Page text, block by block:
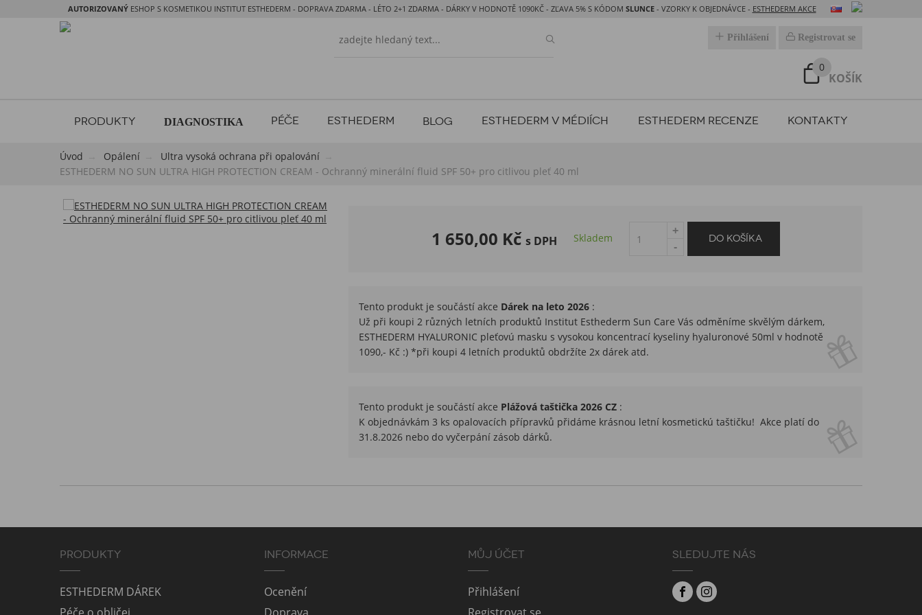
AUTORIZOVANÝESHOP S KOSMETIKOU INSTITUT ESTHEDERM - DOPRAVA ZDARMA - LÉTO 2+1 ZDARMA - DÁRKY V HODNOTĚ 1090KČ - ZĽAVA 5% S KÓDOM SLUNCE- VZORKY K OBJEDNÁVCE - ESTHEDERM AKCE
Přihlášení Registrovat se
0
KOŠÍK
PRODUKTY DIAGNOSTIKA PÉČE ESTHEDERM BLOG ESTHEDERM V MÉDIÍCH ESTHEDERM RECENZE KONTAKTY
Úvod Opálení
Ultra vysoká ochrana při opalování
ESTHEDERM NO SUN ULTRA HIGH PROTECTION CREAM - Ochranný minerální fluid SPF 50+ pro citlivou pleť 40 ml
1 650,00 Kč s DPH Skladem
Tento produkt je součástí akce Dárek na leto 2026 :
Už při koupi 2 různých letních produktů Institut Esthederm Sun Care Vás odměníme skvělým dárkem,
ESTHEDERM HYALURONIC pleťovú masku s vysokou koncentrací kyseliny hyaluronové 50ml v hodnotě
1090,- Kč :) *při koupi 4 letních produktů obdržíte 2x dárek atd.
Tento produkt je součástí akce Plážová taštička 2026 CZ :
K objednávkám 3 ks opalovacích přípravků přidáme krásnou letní kosmetickú taštičku! Akce platí do
31.8.2026 nebo do vyčerpání zásob dárků.
PRODUKTY
ESTHEDERM DÁREK
INFORMACE
Ocenění
MŮJ ÚČET
Přihlášení
SLEDUJTE NÁS